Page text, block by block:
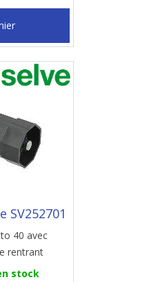
SV252701
40 avec
rentrant
stock